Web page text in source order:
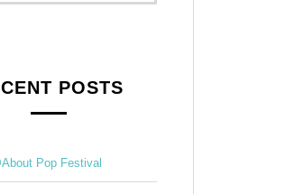
POSTS
Pop Festival